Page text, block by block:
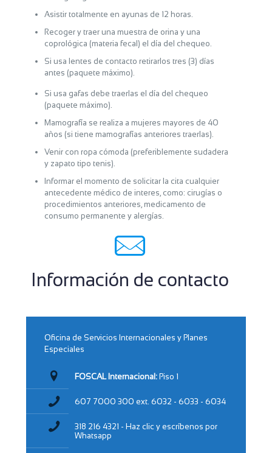
Básico mujer
1.740.000
Exámenes de Laboratorio:
glicémico, ácido úrico, hemograma IV,
uroanalisis,coprólogico, sangre oculta en heces.
Rx de toráx, eco abdominal, electrocardiograma, citología
Nutrición, optometría, odontología, ginecología, medicina
Asistir totalmente en ayunas de 12 horas.
Recoger y traer una muestra de orina y una
coprológica (materia fecal) el día del chequeo.
Si usa lentes de contacto retirarlos tres (3) días
antes (paquete máximo).
Si usa gafas debe traerlas el día del chequeo
(paquete máximo).
Mamografía se realiza a mujeres mayores de 40
años (si tiene mamografías anteriores traerlas).
Venir con ropa cómoda (preferiblemente sudadera
y zapato tipo tenis).
Informar el momento de solicitar la cita cualquier
antecedente médico de interes, como: cirugías o
procedimientos anteriores, medicamento de
consumo permanente y alergías.
Información de contacto
Oficina de Servicios Internacionales y Planes
Especiales
FOSCAL Internacional: Piso 1
607 7000 300 ext. 6032 - 6033 - 6034
318 216 4321 - Haz clic y escríbenos por
Whatsapp